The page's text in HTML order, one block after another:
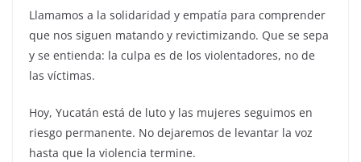
Llamamos a la solidaridad y empatía para comprender
que nos siguen matando y revictimizando. Que se sepa
y se entienda: la culpa es de los violentadores, no de
las víctimas.
Hoy, Yucatán está de luto y las mujeres seguimos en
riesgo permanente. No dejaremos de levantar la voz
hasta que la violencia termine.